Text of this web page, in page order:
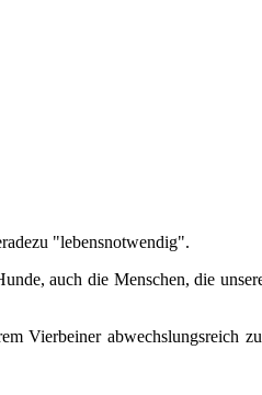
"lebensnotwendig".
auch die Menschen, die
Vierbeiner abwechslungsreich